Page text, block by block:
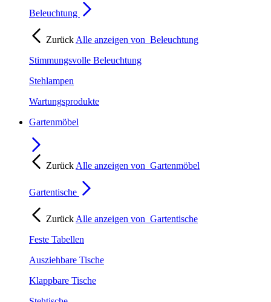
Beleuchtung
Zurück Alle anzeigen von Beleuchtung
Stimmungsvolle Beleuchtung
Stehlampen
Wartungsprodukte
Gartenmöbel
Zurück Alle anzeigen von Gartenmöbel
Gartentische
Zurück Alle anzeigen von Gartentische
Feste Tabellen
Ausziehbare Tische
Klappbare Tische